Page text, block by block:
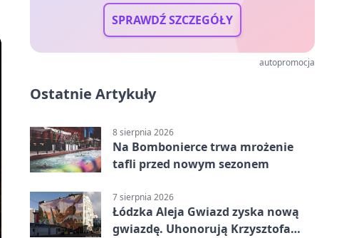
SPRAWDŹ SZCZEGÓŁY
autopromocja
Ostatnie Artykuły
8 sierpnia 2026
Na Bombonierce trwa mrożenie
tafli przed nowym sezonem
7 sierpnia 2026
Łódzka Aleja Gwiazd zyska nową
gwiazdę. Uhonorują Krzysztofa